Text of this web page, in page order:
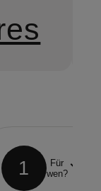
1
Für
wen?